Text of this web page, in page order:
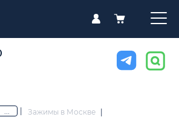
... Зажимы в Москве |